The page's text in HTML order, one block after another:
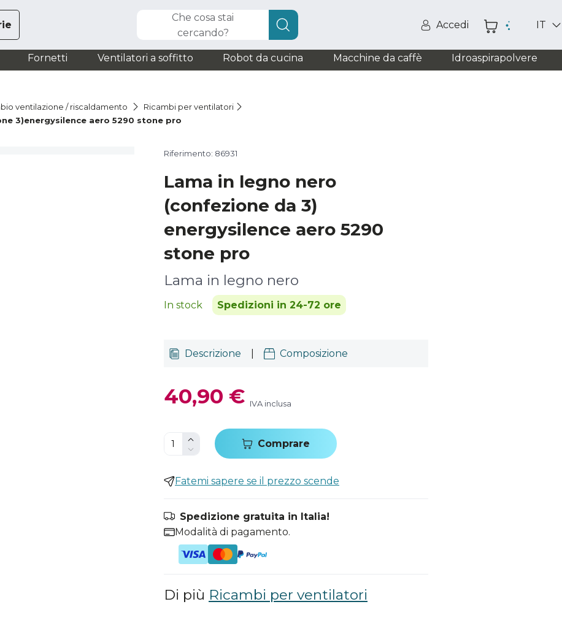
Che cosa stai
cercando?
Accedi IT
Fornetti Ventilatori a soffitto Robot da cucina Macchine da caffè Idroaspirapolvere
ventilazione / riscaldamento
Ricambi per ventilatori
3)energysilence aero 5290 stone pro
Riferimento: 86931
Lama in legno nero
(confezione da 3)
energysilence aero 5290
stone pro
Lama in legno nero
In stock Spedizioni in 24-72 ore
Descrizione Composizione
40,90 € IVA inclusa
Comprare
Fatemi sapere se il prezzo scende
Spedizione gratuita in Italia!
Modalità di pagamento.
Di più Ricambi per ventilatori